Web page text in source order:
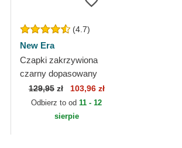
(4.7)
New Era
Czapki zakrzywiona
czarny dopasowany
39THIRTY Classic New
York Yankees MLB New
129,95zł 103,96 zł
Odbierz to od11 - 12
sierpie